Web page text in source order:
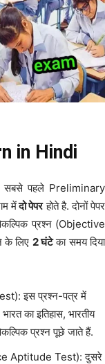
in Hindi
है. सबसे पहले Preliminary
मेंदो पेपरहोते है. दोनों पेपर
प्रश्न (Objective
के लिए 2 घंटेका समय दिया
इस प्रश्न-पत्र में
भारत का इतिहास, भारतीय
प्रश्न पूछे जाते हैं.
Aptitude Test): दुसरे